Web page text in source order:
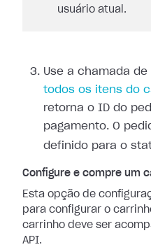
usuário atual.
Use a chamada de
todos os itens do
retorna o ID do
pagamento. O
definido para o
Configure e compre um
Esta opção de
para configurar o
carrinho deve ser
API.